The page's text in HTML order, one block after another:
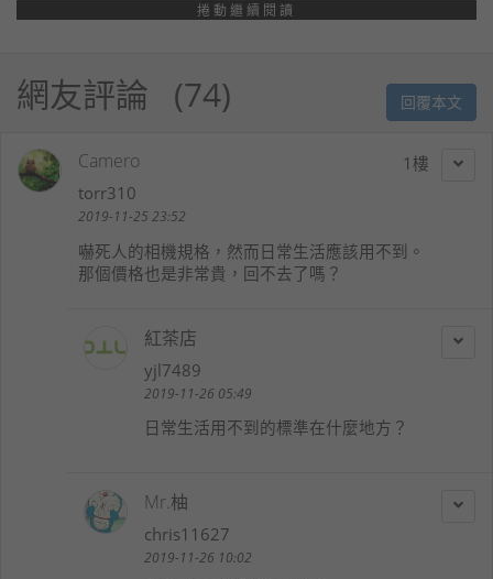
捲動繼續閱讀
網友評論 74 回覆本文
1
Camero
torr310
2019-11-25 23:52
嚇死人的相機規格，然而日常生活應該用不到。
那個價格也是非常貴，回不去了嗎？
紅茶店
yjl7489
2019-11-26 05:49
日常生活用不到的標準在什麼地方？
Mr.柚
chris11627
2019-11-26 10:02